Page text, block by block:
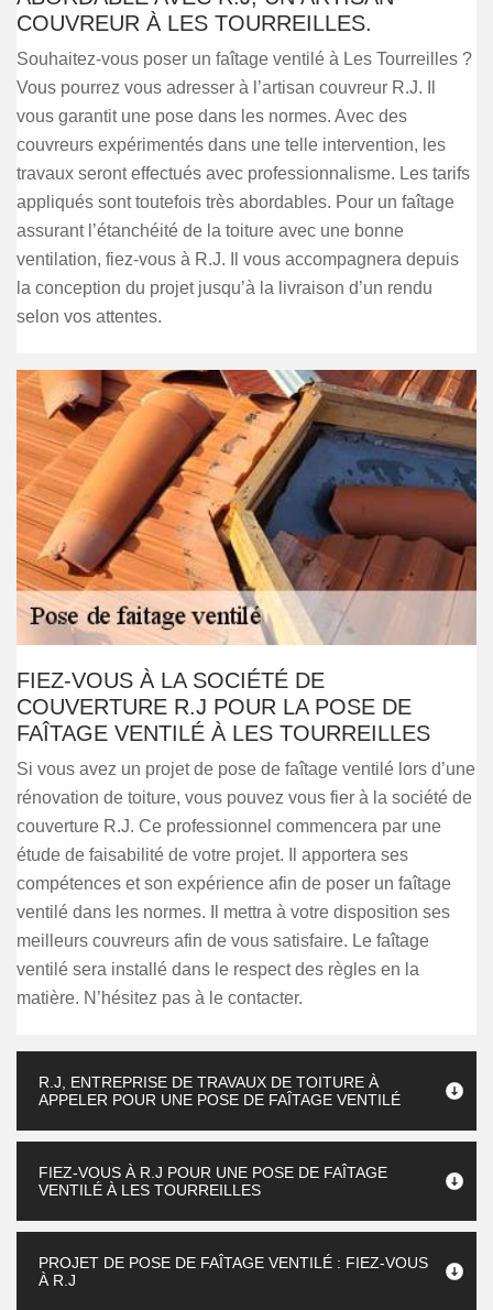
COUVREUR À LES TOURREILLES.
Souhaitez-vous poser un faîtage ventilé à Les Tourreilles ?
Vous pourrez vous adresser à l’artisan couvreur R.J. Il
vous garantit une pose dans les normes. Avec des
couvreurs expérimentés dans une telle intervention, les
travaux seront effectués avec professionnalisme. Les tarifs
appliqués sont toutefois très abordables. Pour un faîtage
assurant l’étanchéité de la toiture avec une bonne
ventilation, fiez-vous à R.J. Il vous accompagnera depuis
la conception du projet jusqu’à la livraison d’un rendu
selon vos attentes.
FIEZ-VOUS À LA SOCIÉTÉ DE
COUVERTURE R.J POUR LA POSE DE
FAÎTAGE VENTILÉ À LES TOURREILLES
Si vous avez un projet de pose de faîtage ventilé lors d’une
rénovation de toiture, vous pouvez vous fier à la société de
couverture R.J. Ce professionnel commencera par une
étude de faisabilité de votre projet. Il apportera ses
compétences et son expérience afin de poser un faîtage
ventilé dans les normes. Il mettra à votre disposition ses
meilleurs couvreurs afin de vous satisfaire. Le faîtage
ventilé sera installé dans le respect des règles en la
matière. N’hésitez pas à le contacter.
R.J, ENTREPRISE DE TRAVAUX DE TOITURE À
APPELER POUR UNE POSE DE FAÎTAGE VENTILÉ
FIEZ-VOUS À R.J POUR UNE POSE DE FAÎTAGE
VENTILÉ À LES TOURREILLES
PROJET DE POSE DE FAÎTAGE VENTILÉ : FIEZ-VOUS
À R.J